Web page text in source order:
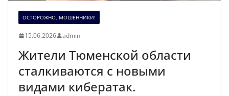
ОСТОРОЖНО, МОШЕННИКИ!
15.06.2026 admin
Жители Тюменской области
сталкиваются с новыми
видами кибератак.